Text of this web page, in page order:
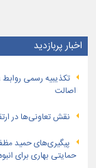
اخبار پربازدید
تكذیبیه رسمی
اصالت
نقش تعاونی‌ها در
پیگیری‌های حمید
حمایتی بهاری برای